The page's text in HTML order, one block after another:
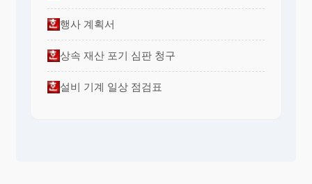
행사 계획서
상속 재산 포기 심판 청구
설비 기계 일상 점검표